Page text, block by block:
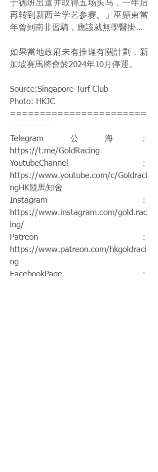
于德班出道并取得五场头马，一年后
再转到新西兰学艺参赛。」巫顯東當
年曾到南非習騎，應該就無學醫掛...
如果當地政府未有推遲有關計劃，新
加坡賽馬將會於2024年10月停運。
Source:Singapore Turf Club
Photo: HKJC
=======================
=======
Telegram公海：
https://t.me/GoldRacing
YoutubeChannel：
https://www.youtube.com/c/Goldraci
ngHK競馬知舍
Instagram：
https://www.instagram.com/gold.rac
ing/
Patreon：
https://www.patreon.com/hkgoldraci
ng
FacebookPage：